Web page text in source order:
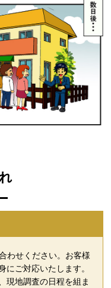
わせください。お客様
にご対応いたします。
現地調査の日程を組ま